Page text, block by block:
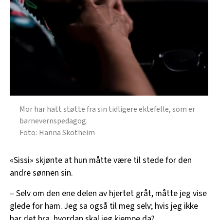
Mor har hatt støtte fra sin tidligere ektefelle, som er
barnevernspedagog.
Hanna Skotheim
«Sissi» skjønte at hun måtte være til stede for den
andre sønnen sin.
– Selv om den ene delen av hjertet gråt, måtte jeg vise
glede for ham. Jeg sa også til meg selv; hvis jeg ikke